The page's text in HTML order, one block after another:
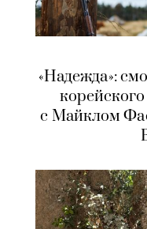
«Надежда»:
с Майклом